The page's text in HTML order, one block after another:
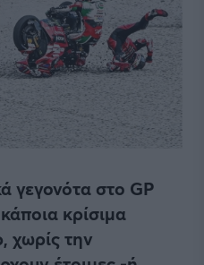
γεγονότα στο GP
κρίσιμα
χωρίς την